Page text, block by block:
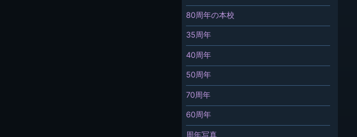
80周年の本校
35周年
40周年
50周年
70周年
60周年
周年写真